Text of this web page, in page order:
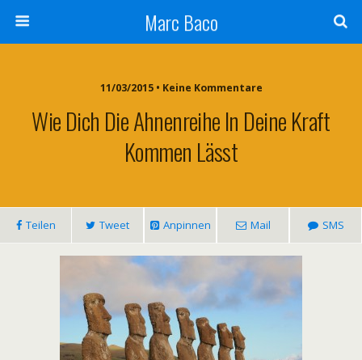
Marc Baco
11/03/2015 • Keine Kommentare
Wie Dich Die Ahnenreihe In Deine Kraft
Kommen Lässt
Teilen Tweet Anpinnen Mail SMS